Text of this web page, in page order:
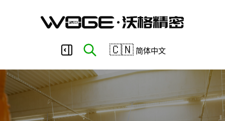
莞
市
🇨🇳 简体中文